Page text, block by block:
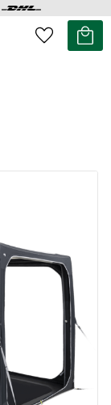
Favoriter
Kundvagn